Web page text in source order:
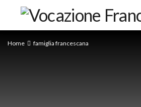
Home famiglia francescana